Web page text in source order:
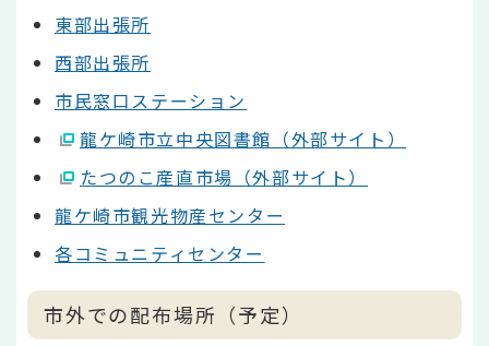
東部出張所
西部出張所
市民窓口ステーション
龍ケ崎市立中央図書館（外部サイト）
たつのこ産直市場（外部サイト）
龍ケ崎市観光物産センター
各コミュニティセンター
市外での配布場所（予定）